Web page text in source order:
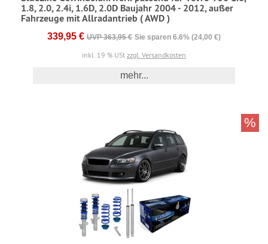
1.8, 2.0, 2.4i, 1.6D, 2.0D Baujahr 2004 - 2012, außer
Fahrzeuge mit Allradantrieb ( AWD )
339,95 € UVP 363,95 € Sie sparen 6.6% (24,00 €)
inkl. 19 % USt zzgl. Versandkosten
mehr...
%